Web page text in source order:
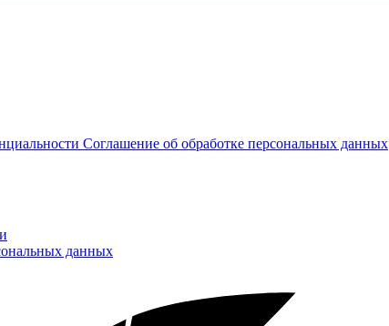
Соглашение об обработке персональных данных
данных